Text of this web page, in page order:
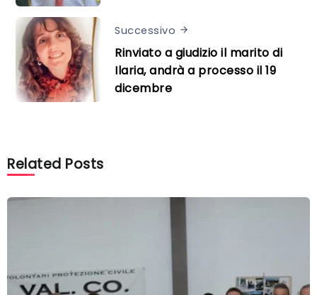
Successivo
Rinviato a giudizio il marito di
Ilaria, andrà a processo il 19
dicembre
Related Posts